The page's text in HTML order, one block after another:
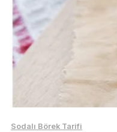
Sodalı Börek Tarifi